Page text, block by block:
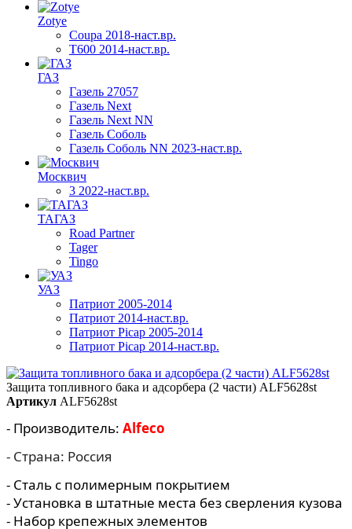
Zotye
Coupa 2018-наст.вр.
T600 2014-наст.вр.
ГАЗ
Газель 27057
Газель Next
Газель Next NN
Газель Соболь
Газель Соболь NN 2023-наст.вр.
Москвич
3 2022-наст.вр.
ТАГАЗ
Road Partner
Tager
Tingo
УАЗ
Патриот 2005-2014
Патриот 2014-наст.вр.
Патриот Picap 2005-2014
Патриот Picap 2014-наст.вр.
Защита топливного бака и адсорбера (2 части) ALF5628st
Артикул ALF5628st
- Производитель: Alfeco
- Страна: Россия
- Сталь с полимерным покрытием
- Установка в штатные места без сверления кузова
- Набор крепежных элементов